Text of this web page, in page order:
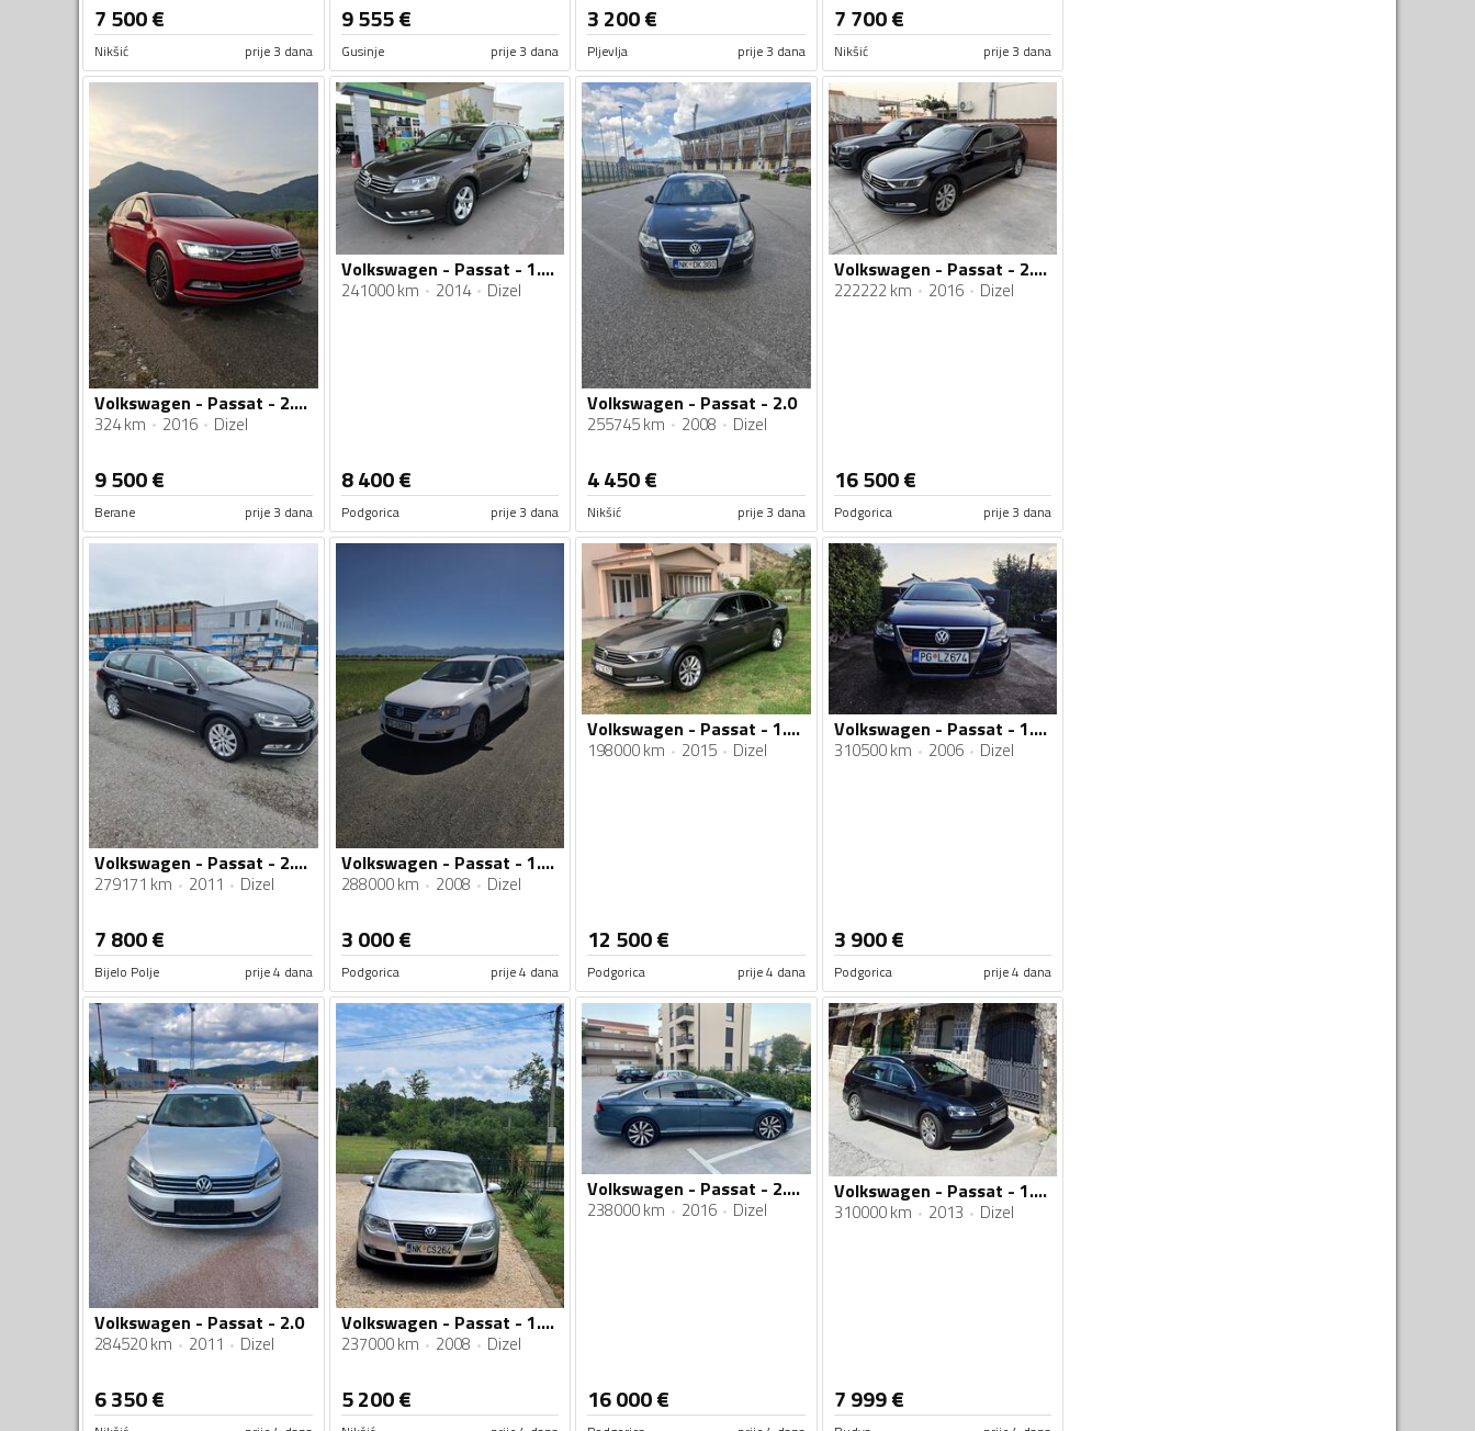
7 500€
Nikšić prije 3 dana
9 555€
Gusinje prije 3 dana
3 200€
Pljevlja prije 3 dana
7 700€
Nikšić prije 3 dana
Volkswagen - Passat - 2.0 4x4
324 km 2016 Dizel
9 500€
Berane prije 3 dana
Volkswagen - Passat - 1.6Tdi Automatik
241000 km 2014 Dizel
8 400€
Podgorica prije 3 dana
Volkswagen - Passat - 2.0
255745 km 2008 Dizel
4 450€
Nikšić prije 3 dana
Volkswagen - Passat - 2.0 tdi 4 motion
222222 km 2016 Dizel
16 500€
Podgorica prije 3 dana
Volkswagen - Passat - 2.0 tdi 103kw
279171 km 2011 Dizel
7 800€
Bijelo Polje prije 4 dana
Volkswagen - Passat - 1.9 tdi
288000 km 2008 Dizel
3 000€
Podgorica prije 4 dana
Volkswagen - Passat - 1.6 tdi
198000 km 2015 Dizel
12 500€
Podgorica prije 4 dana
Volkswagen - Passat - 1.9 tdi
310500 km 2006 Dizel
3 900€
Podgorica prije 4 dana
Volkswagen - Passat - 2.0
284520 km 2011 Dizel
6 350€
Volkswagen - Passat - 1.9 TDI
237000 km 2008 Dizel
5 200€
Volkswagen - Passat - 2.0 tdi
238000 km 2016 Dizel
16 000€
Volkswagen - Passat - 1.6 TDI DSG
310000 km 2013 Dizel
7 999€